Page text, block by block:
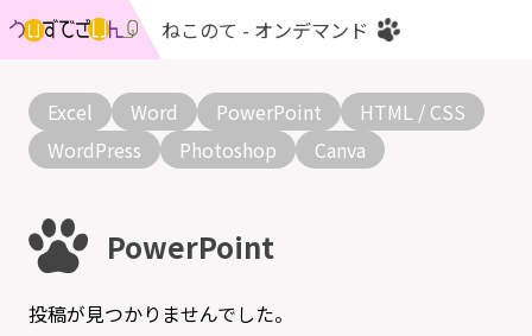
ねこのて - オンデマンド
Excel Word PowerPoint
HTML / CSS
WordPress
Photoshop Canva
PowerPoint
投稿が見つかりませんでした。